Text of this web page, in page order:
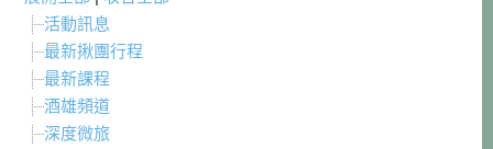
活動訊息
最新揪團行程
最新課程
酒雄頻道
深度微旅